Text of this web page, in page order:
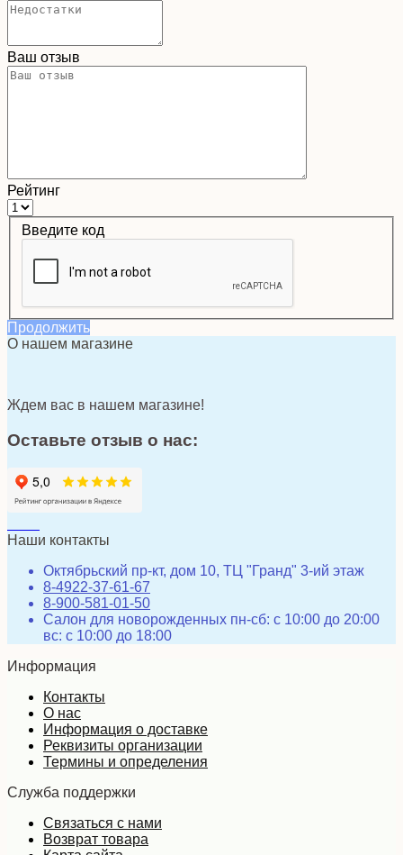
Ваш отзыв
Рейтинг
Введите код
Продолжить
О нашем магазине
Ждем вас в нашем магазине!
Оставьте отзыв о нас:
Наши контакты
Октябрьский пр-кт, дом 10, ТЦ "Гранд" 3-ий этаж
8-4922-37-61-67
8-900-581-01-50
Салон для новорожденных пн-сб: с 10:00 до 20:00
вс: с 10:00 до 18:00
Информация
Контакты
О нас
Информация о доставке
Реквизиты организации
Термины и определения
Служба поддержки
Связаться с нами
Возврат товара